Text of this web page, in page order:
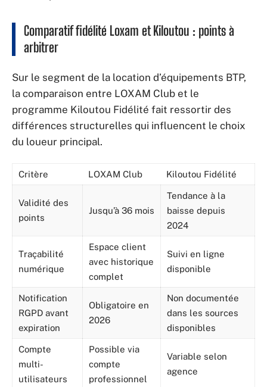
Comparatif fidélité Loxam et Kiloutou : points à
arbitrer
Sur le segment de la location d’équipements BTP,
la comparaison entre LOXAM Club et le
programme Kiloutou Fidélité fait ressortir des
différences structurelles qui influencent le choix
du loueur principal.
Critère LOXAM Club Kiloutou Fidélité
Validité des
points
Jusqu’à 36 mois
Tendance à la
baisse depuis
2024
Traçabilité
numérique
Espace client
avec historique
complet
Suivi en ligne
disponible
Notification
RGPD avant
expiration
Obligatoire en
2026
Non documentée
dans les sources
disponibles
Compte
multi-
utilisateurs
Possible via
compte
professionnel
Variable selon
agence